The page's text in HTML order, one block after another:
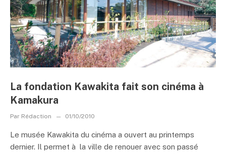
La fondation Kawakita fait son cinéma à
Kamakura
Par Rédaction 01/10/2010
Le musée Kawakita du cinéma a ouvert au printemps
dernier. Il permet à la ville de renouer avec son passé